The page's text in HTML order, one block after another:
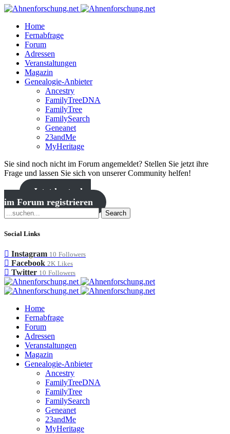
Home
Fernabfrage
Forum
Adressen
Veranstaltungen
Magazin
Genealogie-Anbieter
Ancestry
FamilyTreeDNA
FamilyTree
FamilySearch
Geneanet
23andMe
MyHeritage
Sie sind noch nicht im Forum angemeldet? Stellen Sie jetzt ihre
Frage und lassen Sie sich von unserer Community helfen!
Jetzt kostenlos
im Forum registrieren
Search
Social Links
Instagram 10 Followers
Facebook 2K Likes
Twitter 10 Followers
Home
Fernabfrage
Forum
Adressen
Veranstaltungen
Magazin
Genealogie-Anbieter
Ancestry
FamilyTreeDNA
FamilyTree
FamilySearch
Geneanet
23andMe
MyHeritage